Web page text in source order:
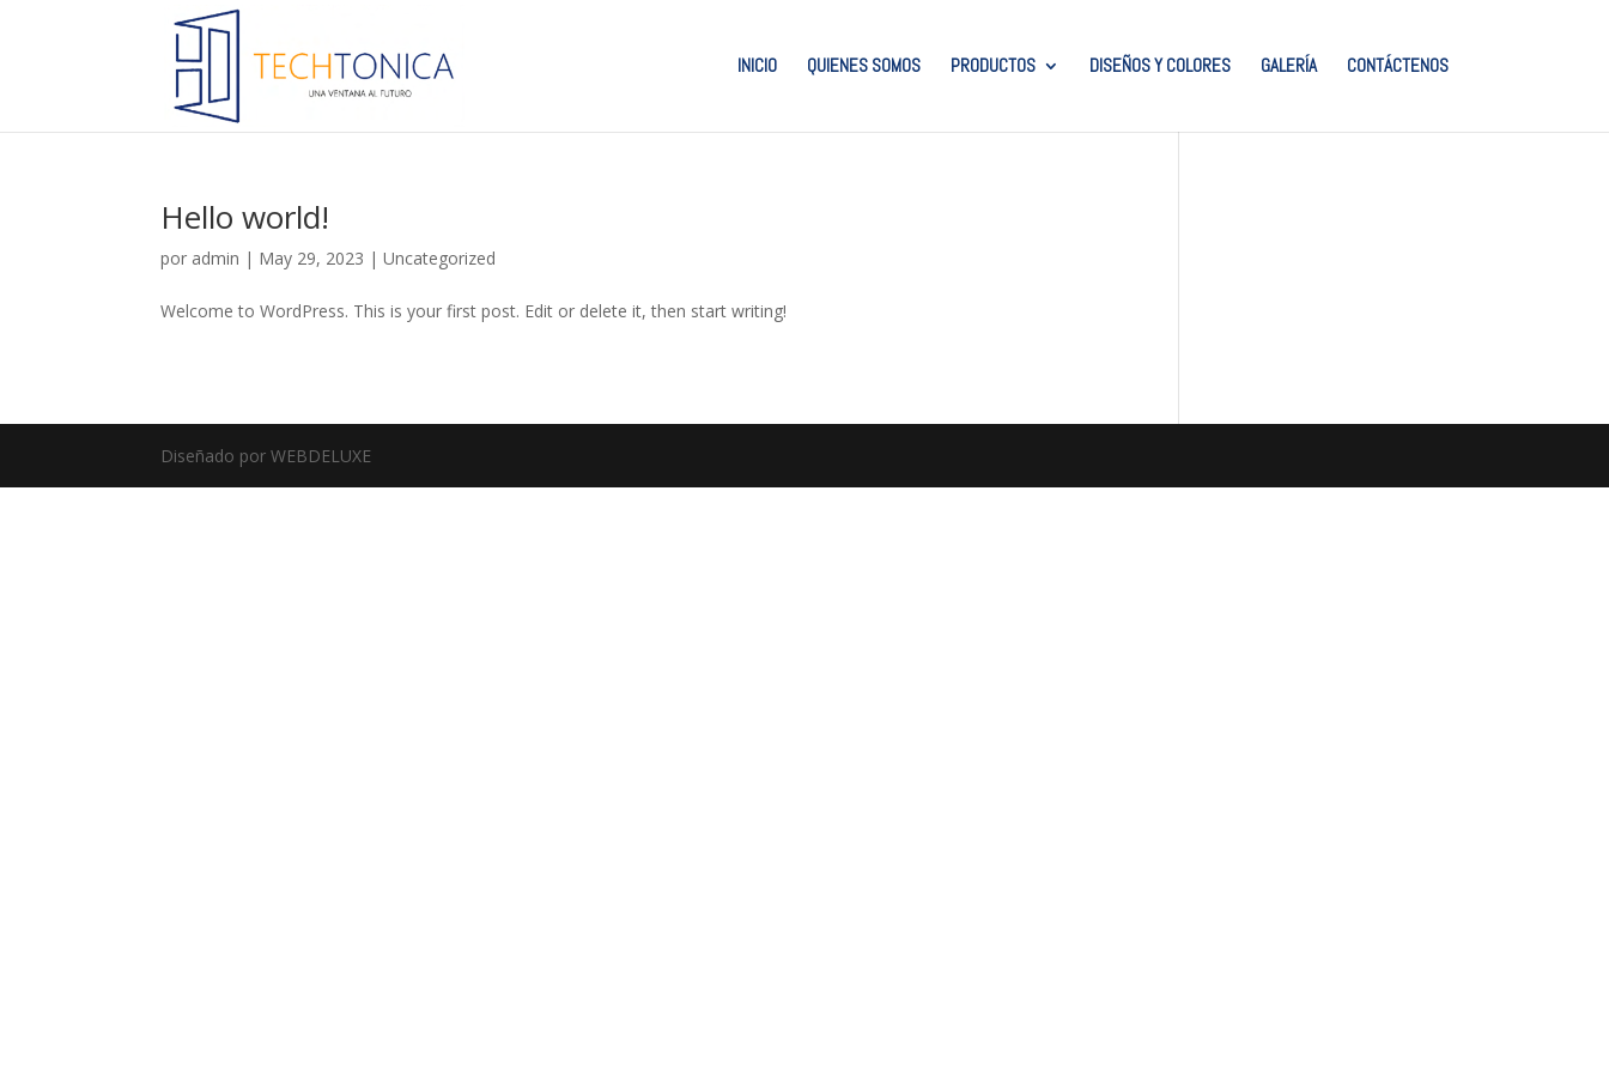
INICIO QUIENES SOMOS PRODUCTOS DISEÑOS Y COLORES GALERÍA CONTÁCTENOS
Hello world!
por admin | May 29, 2023 |Uncategorized
Welcome to WordPress. This is your first post. Edit or delete it, then start writing!
Diseñado por WEBDELUXE